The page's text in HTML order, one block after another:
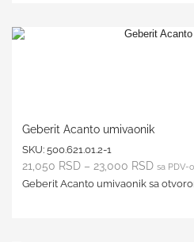
Geberit Acanto umivaonik
SKU: 500.621.01.2-1
21,050 RSD – 23,000 RSD sa PDV-
Geberit Acanto umivaonik sa